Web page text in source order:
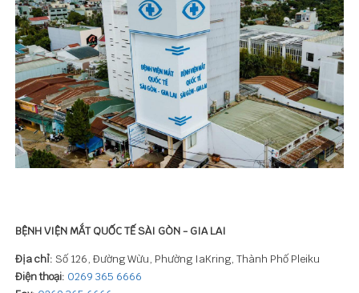
BỆNH VIỆN MẮT QUỐC TẾ SÀI GÒN - GIA LAI
Địa chỉ: Số 126, Đường Wừu, Phường IaKring, Thành Phố Pleiku
Điện thoại: 0269 365 6666